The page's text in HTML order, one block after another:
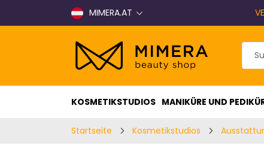
MIMERA.AT
KOSMETIKSTUDIOS MANIKÜRE UND
Startseite Kosmetikstudios